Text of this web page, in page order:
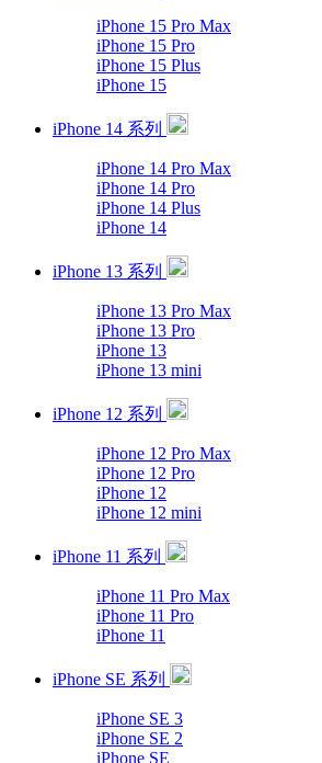
iPhone 15 Pro Max
iPhone 15 Pro
iPhone 15 Plus
iPhone 15
iPhone 14 系列
iPhone 14 Pro Max
iPhone 14 Pro
iPhone 14 Plus
iPhone 14
iPhone 13 系列
iPhone 13 Pro Max
iPhone 13 Pro
iPhone 13
iPhone 13 mini
iPhone 12 系列
iPhone 12 Pro Max
iPhone 12 Pro
iPhone 12
iPhone 12 mini
iPhone 11 系列
iPhone 11 Pro Max
iPhone 11 Pro
iPhone 11
iPhone SE 系列
iPhone SE 3
iPhone SE 2
iPhone SE